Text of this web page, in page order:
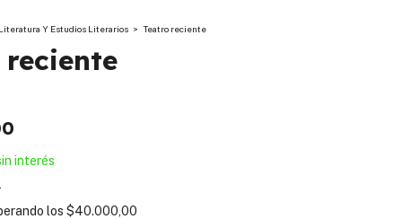
Literatura Y Estudios Literarios > Teatro reciente
reciente
interés
los $40.000,00